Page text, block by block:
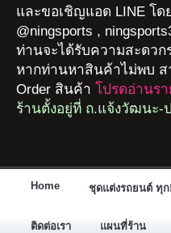
และขอเชิญแอด LINE โด
@ningsports ,
ท่านจะได้รับความสะดวก
หากท่านหาสินค้าไม่พบ ส
Order สินค้า โปรดอ่านร
ร้านตั้งอยู่ที่ ถ.แจ้งวัฒนะ-
Home ชุดแต่งรถยนต์ ทุ
ติดต่อเรา แผนที่ร้าน